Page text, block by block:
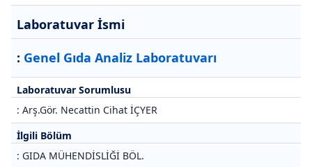
Laboratuvar İsmi
: Genel Gıda Analiz Laboratuvarı
Laboratuvar Sorumlusu
: Arş.Gör. Necattin Cihat İÇYER
İlgili Bölüm
: GIDA MÜHENDİSLİĞİ BÖL.